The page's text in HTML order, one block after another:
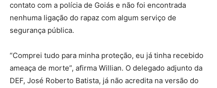
contato com a polícia de Goiás e não foi encontrada
nenhuma ligação do rapaz com algum serviço de
segurança pública.
“Comprei tudo para minha proteção, eu já tinha recebido
ameaça de morte”, afirma Willian. O delegado adjunto da
DEF, José Roberto Batista, já não acredita na versão do